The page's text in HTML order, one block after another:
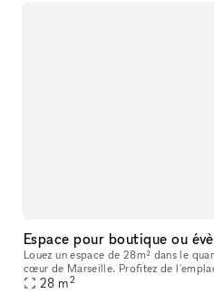
Espace pour boutique ou
Louez un espace de 28m² dans le
cœur de Marseille. Profitez de
quartier très fréquenté par les
28 m2